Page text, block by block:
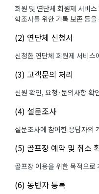
회원 및 연단체 회원제 서비
학조사를 위한 기록 보존 등
(2) 연단체 신청서
신청한 연단체 회원제 서비
(3) 고객문의 처리
신원 확인, 요청·문의사항 확
(4) 설문조사
설문조사에 참여한 응답자의
(5) 골프장 예약 및 취소
골프장 이용을 위한 목적으로
(6) 동반자 등록